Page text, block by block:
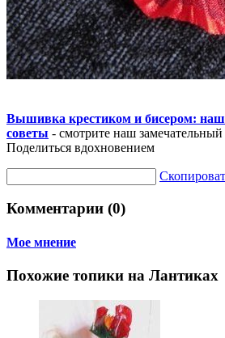
Вышивка крестиком и бисером:
советы - смотрите наш замечательный
Поделиться вдохновением
Комментарии (0)
Мое мнение
Похожие топики на Лантиках